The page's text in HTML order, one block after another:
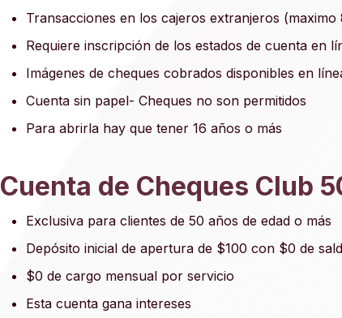
Transacciones en los cajeros extranjeros (maximo
Requiere inscripción de los estados de cuenta en
Imágenes de cheques cobrados disponibles en
Cuenta sin papel- Cheques no son permitidos
Para abrirla hay que tener 16 años o más
Cuenta de Cheques Club
Exclusiva para clientes de 50 años de edad o más
Depósito inicial de apertura de $100 con $0 de
$0 de cargo mensual por servicio
Esta cuenta gana intereses